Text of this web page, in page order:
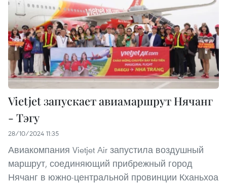
Vietjet запускает авиамаршрут Нячанг
- Тэгу
28/10/2024 11:35
Авиакомпания Vietjet Air запустила воздушный
маршрут, соединяющий прибрежный город
Нячанг в южно-центральной провинции Кханьхоа